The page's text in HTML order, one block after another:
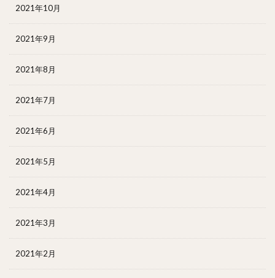
2021年10月
2021年9月
2021年8月
2021年7月
2021年6月
2021年5月
2021年4月
2021年3月
2021年2月